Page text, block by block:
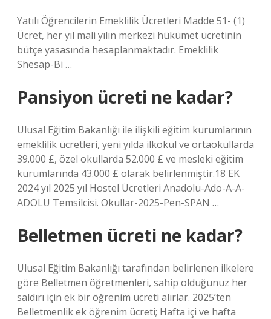
Yatılı Öğrencilerin Emeklilik Ücretleri Madde 51- (1)
Ücret, her yıl mali yılın merkezi hükümet ücretinin
bütçe yasasında hesaplanmaktadır. Emeklilik
Shesap-Bi …
Pansiyon ücreti ne kadar?
Ulusal Eğitim Bakanlığı ile ilişkili eğitim kurumlarının
emeklilik ücretleri, yeni yılda ilkokul ve ortaokullarda
39.000 £, özel okullarda 52.000 £ ve mesleki eğitim
kurumlarında 43.000 £ olarak belirlenmiştir.18 EK
2024 yıl 2025 yıl Hostel Ücretleri Anadolu-Ado-A-A-
ADOLU Temsilcisi. Okullar-2025-Pen-SPAN …
Belletmen ücreti ne kadar?
Ulusal Eğitim Bakanlığı tarafından belirlenen ilkelere
göre Belletmen öğretmenleri, sahip olduğunuz her
saldırı için ek bir öğrenim ücreti alırlar. 2025’ten
Belletmenlik ek öğrenim ücreti; Hafta içi ve hafta